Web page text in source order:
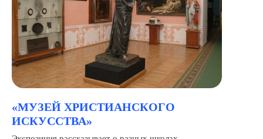
«МУЗЕЙ ХРИСТИАНСКОГО
ИСКУССТВА»